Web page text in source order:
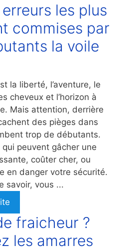
les plus
commises par
la voile
la liberté, l’aventure, le
cheveux et l’horizon à
Mais attention, derrière
des pièges dans
trop de débutants.
qui peuvent gâcher une
coûter cher, ou
en danger votre sécurité.
savoir, vous ...
fraicheur ?
les amarres